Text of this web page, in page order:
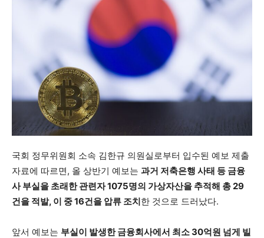
국회 정무위원회 소속 김한규 의원실로부터 입수된 예보 제출
자료에 따르면, 올 상반기 예보는 과거 저축은행 사태 등 금융
사 부실을 초래한 관련자 1075명의 가상자산을 추적해 총 29
건을 적발, 이 중 16건을 압류 조치한 것으로 드러났다.
앞서 예보는 부실이 발생한 금융회사에서 최소 30억원 넘게 빌